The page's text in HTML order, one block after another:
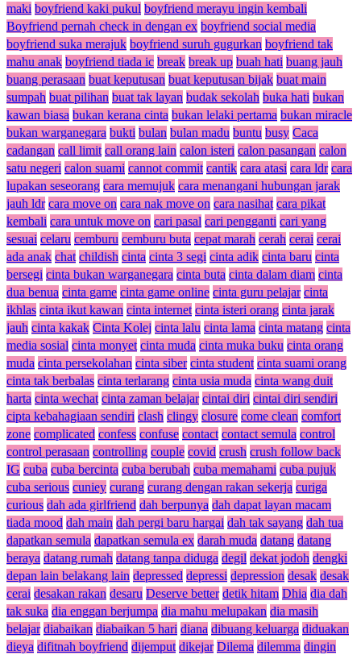
maki boyfriend kaki pukul boyfriend merayu ingin kembali
Boyfriend pernah check in dengan ex boyfriend social media
boyfriend suka merajuk boyfriend suruh gugurkan boyfriend tak
mahu anak boyfriend tiada ic break break up buah hati buang jauh
buang perasaan buat keputusan buat keputusan bijak buat main
sumpah buat pilihan buat tak layan budak sekolah buka hati bukan
kawan biasa bukan kerana cinta bukan lelaki pertama bukan miracle
bukan warganegara bukti bulan bulan madu buntu busy Caca
cadangan call limit call orang lain calon isteri calon pasangan calon
satu negeri calon suami cannot commit cantik cara atasi cara ldr cara
lupakan seseorang cara memujuk cara menangani hubungan jarak
jauh ldr cara move on cara nak move on cara nasihat cara pikat
kembali cara untuk move on cari pasal cari pengganti cari yang
sesuai celaru cemburu cemburu buta cepat marah cerah cerai cerai
ada anak chat childish cinta cinta 3 segi cinta adik cinta baru cinta
bersegi cinta bukan warganegara cinta buta cinta dalam diam cinta
dua benua cinta game cinta game online cinta guru pelajar cinta
ikhlas cinta ikut kawan cinta internet cinta isteri orang cinta jarak
jauh cinta kakak Cinta Kolej cinta lalu cinta lama cinta matang cinta
media sosial cinta monyet cinta muda cinta muka buku cinta orang
muda cinta persekolahan cinta siber cinta student cinta suami orang
cinta tak berbalas cinta terlarang cinta usia muda cinta wang duit
harta cinta wechat cinta zaman belajar cintai diri cintai diri sendiri
cipta kebahagiaan sendiri clash clingy closure come clean comfort
zone complicated confess confuse contact contact semula control
control perasaan controlling couple covid crush crush follow back
IG cuba cuba bercinta cuba berubah cuba memahami cuba pujuk
cuba serious cuniey curang curang dengan rakan sekerja curiga
curious dah ada girlfriend dah berpunya dah dapat layan macam
tiada mood dah main dah pergi baru hargai dah tak sayang dah tua
dapatkan semula dapatkan semula ex darah muda datang datang
beraya datang rumah datang tanpa diduga degil dekat jodoh dengki
depan lain belakang lain depressed depressi depression desak desak
cerai desakan rakan desaru Deserve better detik hitam Dhia dia dah
tak suka dia enggan berjumpa dia mahu melupakan dia masih
belajar diabaikan diabaikan 5 hari diana dibuang keluarga diduakan
dieya difitnah boyfriend dijemput dikejar Dilema dilemma dingin